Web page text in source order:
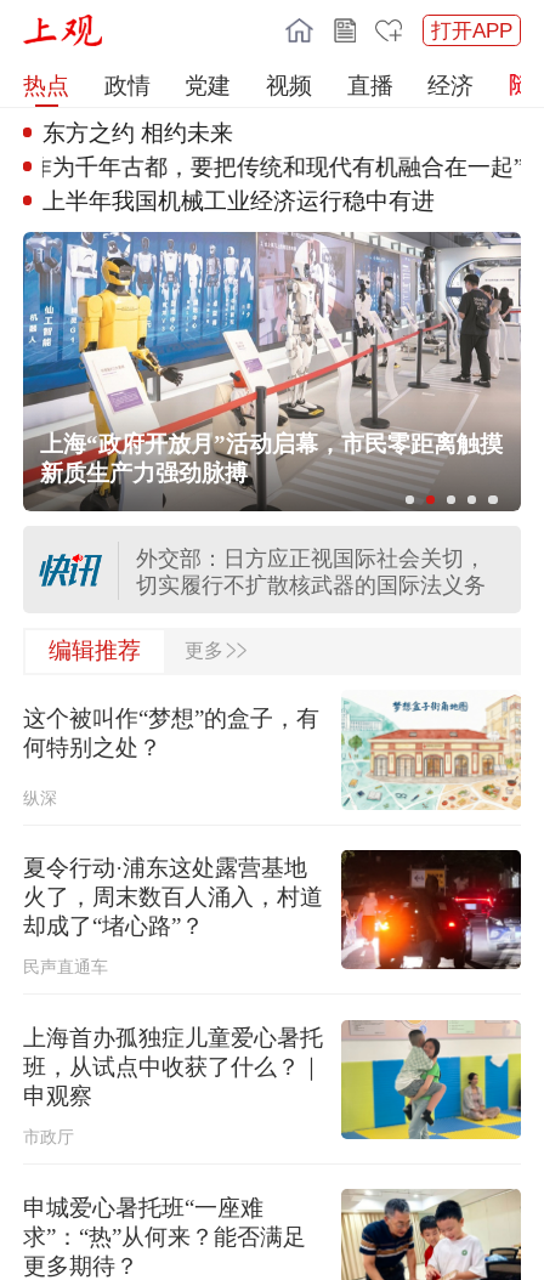
打开APP
热点 政情 党建 视频 直播
经济
东方之约 相约未来
“作为千年古都，要把传统和现代有机融合在一起”
上半年我国机械工业经济运行稳中有进
上海“政府开放月”活动启幕，市民零距离触摸
新质生产力强劲脉搏
任前公示半年后，胡瑞连主动投案
外交部：日本“再军事化”已成地区和平
稳现实威胁，必须高度警惕
外交部：日方应正视国际社会关切，
切实履行不扩散核武器的国际法义务
“白海豚”登陆地点更新！中央气象台升
关于对派拓公司在华销售产品启动网
络安全审查的公告
进入48小时台风警戒线
任前公示半年后，胡瑞连主动投案
稳现实威胁，必须高度警惕
编辑推荐 更多 >>
这个被叫作“梦想”的盒子，有
何特别之处？
纵深
夏令行动·浦东这处露营基地
火了，周末数百人涌入，村道
却成了“堵心路”？
民声直通车
上海首办孤独症儿童爱心暑托
班，从试点中收获了什么？｜
申观察
市政厅
申城爱心暑托班“一座难
求”：“热”从何来？能否满足
更多期待？